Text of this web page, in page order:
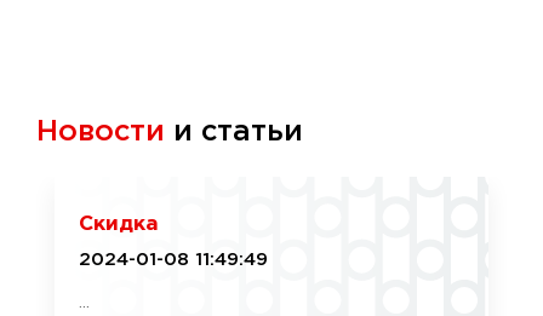
Новости и статьи
Скидка
2024-01-08 11:49:49